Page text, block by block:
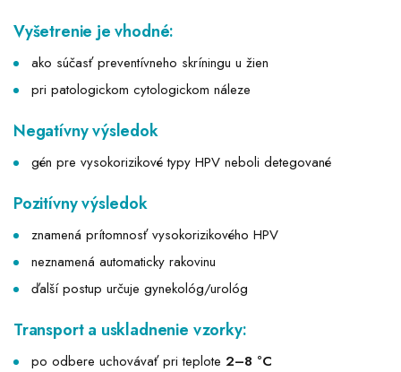
Vyšetrenie je vhodné:
ako súčasť preventívneho skríningu u žien
pri patologickom cytologickom náleze
Negatívny výsledok
gén pre vysokorizikové typy HPV neboli detegované
Pozitívny výsledok
znamená prítomnosť vysokorizikového HPV
neznamená automaticky rakovinu
ďalší postup určuje gynekológ/urológ
Transport a uskladnenie vzorky:
po odbere uchovávať pri teplote 2–8 °C